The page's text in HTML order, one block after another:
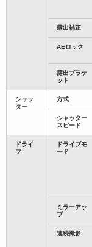
露出補正
AEロック
露出ブラケ
ット
シャッ
ター
方式
シャッター
スピード
ドライ
ブ
ドライブモ
ード
ミラーアッ
プ
連続撮影